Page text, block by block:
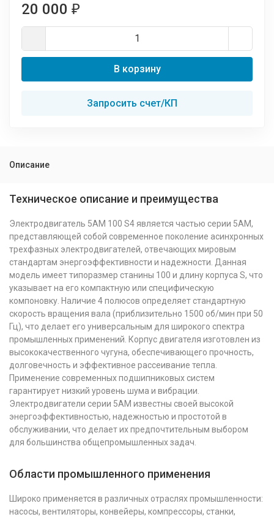
20 000 ₽
В корзину
Запросить счет/КП
Описание
Техническое описание и преимущества
Электродвигатель 5АМ 100 S4 является частью серии 5АМ,
представляющей собой современное поколение асинхронных
трехфазных электродвигателей, отвечающих мировым
стандартам энергоэффективности и надежности. Данная
модель имеет типоразмер станины 100 и длину корпуса S, что
указывает на его компактную или специфическую
компоновку. Наличие 4 полюсов определяет стандартную
скорость вращения вала (приблизительно 1500 об/мин при 50
Гц), что делает его универсальным для широкого спектра
промышленных применений. Корпус двигателя изготовлен из
высококачественного чугуна, обеспечивающего прочность,
долговечность и эффективное рассеивание тепла.
Применение современных подшипниковых систем
гарантирует низкий уровень шума и вибрации.
Электродвигатели серии 5АМ известны своей высокой
энергоэффективностью, надежностью и простотой в
обслуживании, что делает их предпочтительным выбором
для большинства общепромышленных задач.
Области промышленного применения
Широко применяется в различных отраслях промышленности:
насосы, вентиляторы, конвейеры, компрессоры, станки,